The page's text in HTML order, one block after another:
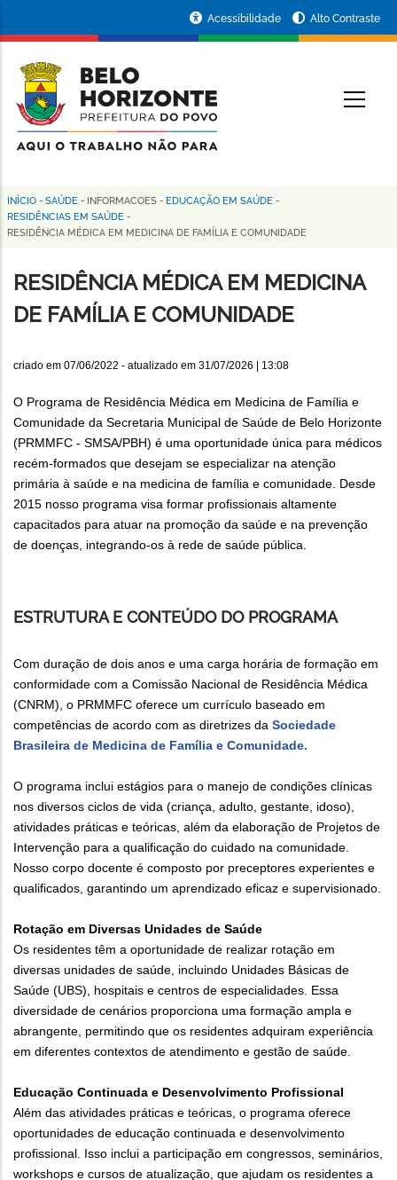
conteúdo
principal
da
Prefeitura
de
Horizonte
Acessibilidade Alto Contraste
Trilha
de
navegação
INÍCIO - SAÚDE - INFORMACOES - EDUCAÇÃO EM SAÚDE -
RESIDÊNCIAS EM SAÚDE -
RESIDÊNCIA MÉDICA EM MEDICINA DE FAMÍLIA E COMUNIDADE
RESIDÊNCIA MÉDICA EM MEDICINA
DE FAMÍLIA E COMUNIDADE
criado em 07/06/2022 - atualizado em 31/07/2026 | 13:08
O Programa de Residência Médica em Medicina de Família e
Comunidade da Secretaria Municipal de Saúde de Belo Horizonte
(PRMMFC - SMSA/PBH) é uma oportunidade única para médicos
recém-formados que desejam se especializar na atenção
primária à saúde e na medicina de família e comunidade. Desde
2015 nosso programa visa formar profissionais altamente
capacitados para atuar na promoção da saúde e na prevenção
de doenças, integrando-os à rede de saúde pública.
ESTRUTURA E CONTEÚDO DO PROGRAMA
Com duração de dois anos e uma carga horária de formação em
conformidade com a Comissão Nacional de Residência Médica
(CNRM), o PRMMFC oferece um currículo baseado em
competências de acordo com as diretrizes da Sociedade
Brasileira de Medicina de Família e Comunidade.
O programa inclui estágios para o manejo de condições clínicas
nos diversos ciclos de vida (criança, adulto, gestante, idoso),
atividades práticas e teóricas, além da elaboração de Projetos de
Intervenção para a qualificação do cuidado na comunidade.
Nosso corpo docente é composto por preceptores experientes e
qualificados, garantindo um aprendizado eficaz e supervisionado.
Rotação em Diversas Unidades de Saúde
Os residentes têm a oportunidade de realizar rotação em
diversas unidades de saúde, incluindo Unidades Básicas de
Saúde (UBS), hospitais e centros de especialidades. Essa
diversidade de cenários proporciona uma formação ampla e
abrangente, permitindo que os residentes adquiram experiência
em diferentes contextos de atendimento e gestão de saúde.
Educação Continuada e Desenvolvimento Profissional
Além das atividades práticas e teóricas, o programa oferece
oportunidades de educação continuada e desenvolvimento
profissional. Isso inclui a participação em congressos, seminários,
workshops e cursos de atualização, que ajudam os residentes a